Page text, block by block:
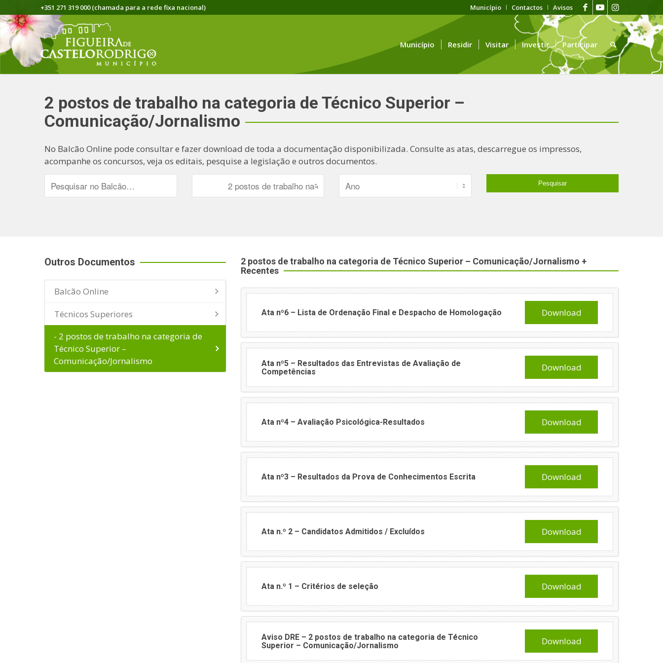
Município Contactos Avisos
+351 271 319 000 (chamada para a rede fixa nacional)
Município Residir Visitar Investir Participar
2 postos de trabalho na categoria de Técnico Superior –
Comunicação/Jornalismo
No Balcão Online pode consultar e fazer download de toda a documentação disponibilizada. Consulte as atas, descarregue os impressos,
acompanhe os concursos, veja os editais, pesquise a legislação e outros documentos.
Outros Documentos
Balcão Online
Técnicos Superiores
- 2 postos de trabalho na categoria de
Técnico Superior –
Comunicação/Jornalismo
2 postos de trabalho na categoria de Técnico Superior – Comunicação/Jornalismo +
Recentes
Ata nº6 – Lista de Ordenação Final e Despacho de Homologação Download
Ata nº5 – Resultados das Entrevistas de Avaliação de
Competências
Download
Ata nº4 – Avaliação Psicológica-Resultados Download
Ata nº3 – Resultados da Prova de Conhecimentos Escrita Download
Ata n.º 2 – Candidatos Admitidos / Excluídos Download
Ata n.º 1 – Critérios de seleção Download
Aviso DRE – 2 postos de trabalho na categoria de Técnico
Superior – Comunicação/Jornalismo
Download